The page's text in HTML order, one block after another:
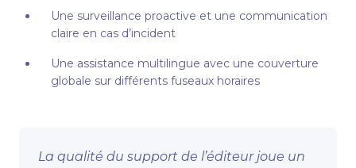
Une surveillance proactive et une communication
claire en cas d’incident
Une assistance multilingue avec une couverture
globale sur différents fuseaux horaires
La qualité du support de l’éditeur joue un